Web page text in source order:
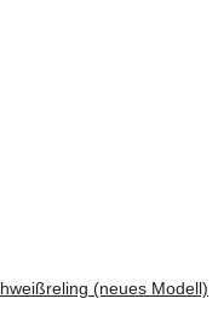
(neues Modell)